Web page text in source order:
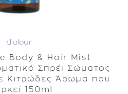
d'alour
Body & Hair Mist
Σπρέι Σώματος
Kιτρώδες Άρωμα που
150ml